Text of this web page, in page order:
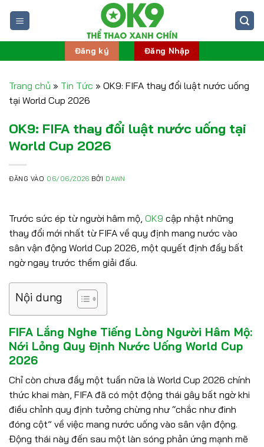
Đăng ký Đăng Nhập
Trang chủ » Tin Tức » OK9: FIFA thay đổi luật nước uống
tại World Cup 2026
OK9: FIFA thay đổi luật nước uống tại
World Cup 2026
ĐĂNG VÀO 06/06/2026 BỞI DAWN
Trước sức ép từ người hâm mộ, OK9 cập nhật những
thay đổi mới nhất từ FIFA về quy định mang nước vào
sân vận động World Cup 2026, một quyết định đầy bất
ngờ ngay trước thềm giải đấu.
Nội dung
FIFA Lắng Nghe Tiếng Lòng Người Hâm Mộ:
Nới Lỏng Quy Định Nước Uống World Cup
2026
Chỉ còn chưa đầy một tuần nữa là World Cup 2026 chính
thức khai màn, FIFA đã có một động thái gây bất ngờ khi
điều chỉnh quy định tưởng chừng như “chắc như đinh
đóng cột” về việc mang nước uống vào sân vận động.
Động thái này đến sau một làn sóng phản ứng mạnh mẽ